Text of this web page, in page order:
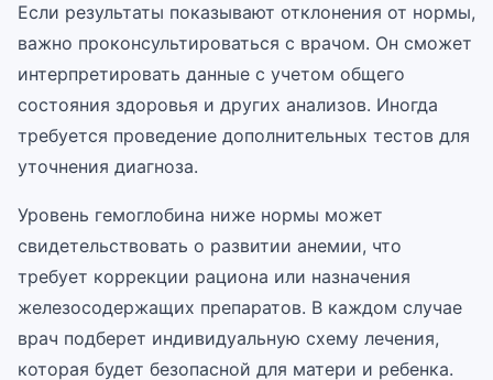
Если результаты показывают отклонения от нормы,
важно проконсультироваться с врачом. Он сможет
интерпретировать данные с учетом общего
состояния здоровья и других анализов. Иногда
требуется проведение дополнительных тестов для
уточнения диагноза.
Уровень гемоглобина ниже нормы может
свидетельствовать о развитии анемии, что
требует коррекции рациона или назначения
железосодержащих препаратов. В каждом случае
врач подберет индивидуальную схему лечения,
которая будет безопасной для матери и ребенка.